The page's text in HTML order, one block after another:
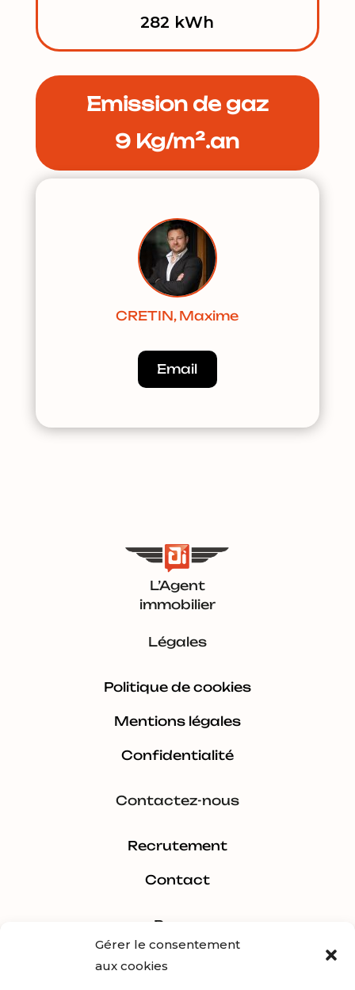
Gérer le consentement
aux cookies
282 kWh
Emission de gaz
9 Kg/m².an
CRETIN, Maxime
Email
L’Agent
immobilier
Légales
Politique de cookies
Mentions légales
Confidentialité
Contactez-nous
Recrutement
Contact
Pages
Estimer